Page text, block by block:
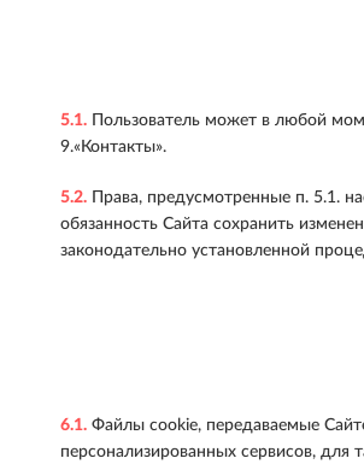
5.1. Пользователь может в любой
9.«Контакты».
5.2. Права, предусмотренные п. 5.1.
обязанность Сайта сохранить
законодательно установленной
6.1. Файлы cookie, передаваемые
персонализированных сервисов, для